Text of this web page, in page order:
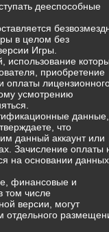
дееспособные
в целом без
Игры.
использование
приобретение
усмотрению
данные,
что
данный аккаунт или
Зачисление оплаты
на основании данных,
финансовые и
том числе
версии, могут
отдельного